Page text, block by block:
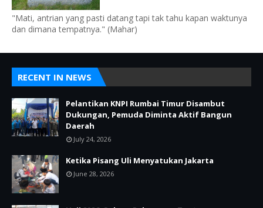
"Mati, antrian yang pasti datang tapi tak tahu kapan waktunya
dan dimana tempatnya." (Mahar)
RECENT IN NEWS
Pelantikan KNPI Rumbai Timur Disambut
Dukungan, Pemuda Diminta Aktif Bangun
Daerah
July 24, 2026
Ketika Pisang Uli Menyatukan Jakarta
June 28, 2026